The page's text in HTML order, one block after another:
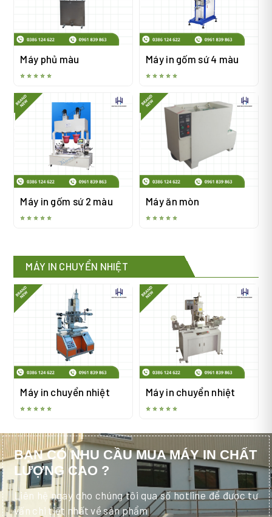
Máy phủ màu
⭐ ⭐ ⭐ ⭐ ⭐
Máy in gốm sứ 4 màu
⭐ ⭐ ⭐ ⭐ ⭐
Máy in gốm sứ 2 màu
⭐ ⭐ ⭐ ⭐ ⭐
Máy ăn mòn
⭐ ⭐ ⭐ ⭐ ⭐
MÁY IN CHUYỂN NHIỆT
Máy in chuyển nhiệt
⭐ ⭐ ⭐ ⭐ ⭐
Máy in chuyển nhiệt
⭐ ⭐ ⭐ ⭐ ⭐
BẠN CÓ NHU CẦU MUA MÁY IN CHẤT
LƯỢNG CAO ?
Liên hệ ngay cho chúng tôi qua số hotline để được tư
vấn chi tiết nhất về sản phẩm